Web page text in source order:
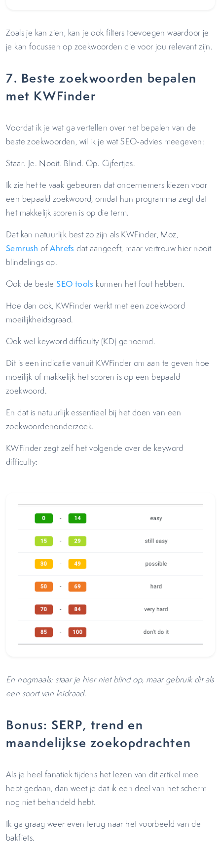
Zoals je kan zien, kan je ook filters toevoegen waardoor je
je kan focussen op zoekwoorden die voor jou relevant zijn.
7. Beste zoekwoorden bepalen
met KWFinder
Voordat ik je wat ga vertellen over het bepalen van de
beste zoekwoorden, wil ik je wat SEO-advies meegeven:
Staar. Je. Nooit. Blind. Op. Cijfertjes.
Ik zie het te vaak gebeuren dat ondernemers kiezen voor
een bepaald zoekwoord, omdat hun programma zegt dat
het makkelijk scoren is op die term.
Dat kan natuurlijk best zo zijn als KWFinder, Moz,
Semrush ofAhrefs dat aangeeft, maar vertrouw hier nooit
blindelings op.
Ook de besteSEO tools kunnen het fout hebben.
Hoe dan ook, KWFinder werkt met een zoekwoord
moeilijkheidsgraad.
Ook wel keyword difficulty (KD) genoemd.
Dit is een indicatie vanuit KWFinder om aan te geven hoe
moeilijk of makkelijk het scoren is op een bepaald
zoekwoord.
En dat is natuurlijk essentieel bij het doen van een
zoekwoordenonderzoek.
KWFinder zegt zelf het volgende over de keyword
difficulty:
En nogmaals: staar je hier niet blind op, maar gebruik dit als
een soort van leidraad.
Bonus: SERP, trend en
maandelijkse zoekopdrachten
Als je heel fanatiek tijdens het lezen van dit artikel mee
hebt gedaan, dan weet je dat ik een deel van het scherm
nog niet behandeld hebt.
Ik ga graag weer even terug naar het voorbeeld van de
bakfiets.